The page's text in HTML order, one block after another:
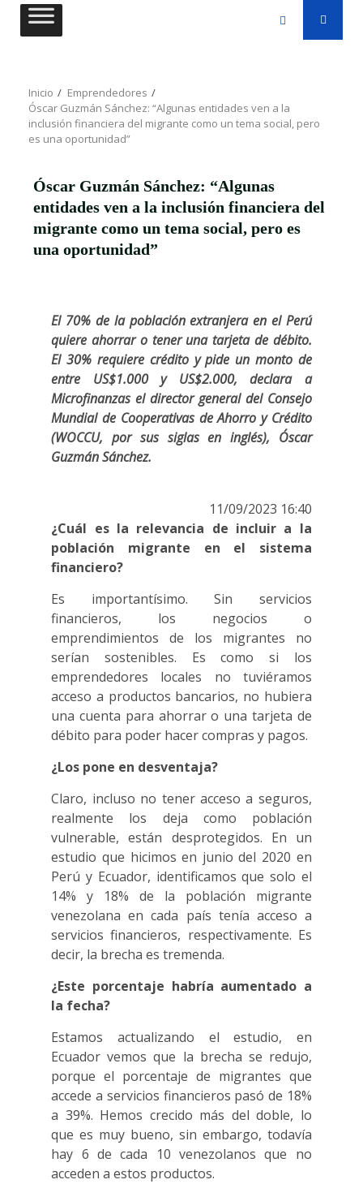
Saltar
Inicio
Emprendedores
Óscar Guzmán Sánchez: “Algunas entidades ven a la
inclusión financiera del migrante como un tema social, pero
es una oportunidad”
Óscar Guzmán Sánchez: “Algunas
entidades ven a la inclusión financiera del
migrante como un tema social, pero es
una oportunidad”
El 70% de la población extranjera en el Perú
quiere ahorrar o tener una tarjeta de débito.
El 30% requiere crédito y pide un monto de
entre US$1.000 y US$2.000, declara a
Microfinanzas el director general del Consejo
Mundial de Cooperativas de Ahorro y Crédito
(WOCCU, por sus siglas en inglés), Óscar
Guzmán Sánchez.
11/09/2023 16:40
¿Cuál es la relevancia de incluir a la
población migrante en el sistema
financiero?
Es importantísimo. Sin servicios
financieros, los negocios o
emprendimientos de los migrantes no
serían sostenibles. Es como si los
emprendedores locales no tuviéramos
acceso a productos bancarios, no hubiera
una cuenta para ahorrar o una tarjeta de
débito para poder hacer compras y pagos.
¿Los pone en desventaja?
Claro, incluso no tener acceso a seguros,
realmente los deja como población
vulnerable, están desprotegidos. En un
estudio que hicimos en junio del 2020 en
Perú y Ecuador, identificamos que solo el
14% y 18% de la población migrante
venezolana en cada país tenía acceso a
servicios financieros, respectivamente. Es
decir, la brecha es tremenda.
¿Este porcentaje habría aumentado a
la fecha?
Estamos actualizando el estudio, en
Ecuador vemos que la brecha se redujo,
porque el porcentaje de migrantes que
accede a servicios financieros pasó de 18%
a 39%. Hemos crecido más del doble, lo
que es muy bueno, sin embargo, todavía
hay 6 de cada 10 venezolanos que no
acceden a estos productos.